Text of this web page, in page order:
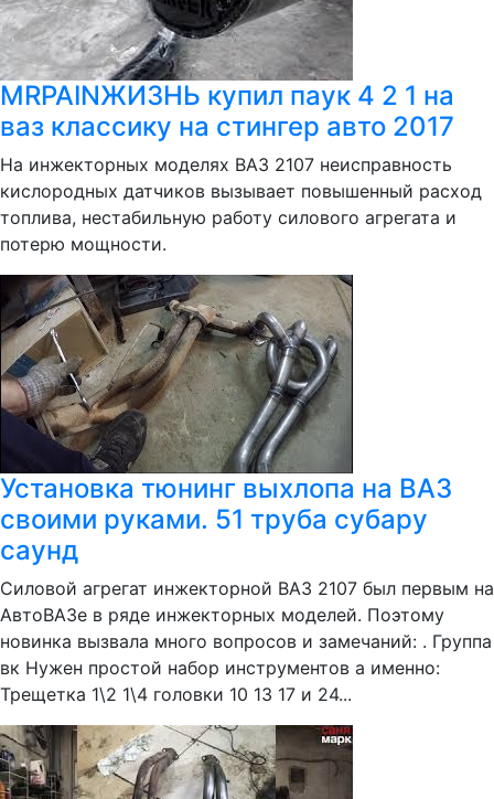
MRPAINЖИЗНЬ купил паук 4 2 1 на
ваз классику на стингер авто 2017
На инжекторных моделях ВАЗ 2107 неисправность
кислородных датчиков вызывает повышенный расход
топлива, нестабильную работу силового агрегата и
потерю мощности.
Установка тюнинг выхлопа на ВАЗ
своими руками. 51 труба субару
саунд
Силовой агрегат инжекторной ВАЗ 2107 был первым на
АвтоВАЗе в ряде инжекторных моделей. Поэтому
новинка вызвала много вопросов и замечаний: . Группа
вк Нужен простой набор инструментов а именно:
Трещетка 1\2 1\4 головки 10 13 17 и 24...